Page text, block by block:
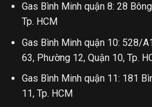
Gas Bình Minh quận 8: 28
Tp. HCM
Gas Bình Minh quận 10: 528/
63, Phường 12, Quận 10, Tp.
Gas Bình Minh quận 11: 181
11, Tp. HCM